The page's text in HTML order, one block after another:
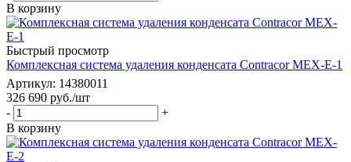
В корзину
Быстрый просмотр
Комплексная система удаления конденсата Contracor MEX-E-1
Артикул: 14380011
326 690 руб./шт
-
+
В корзину